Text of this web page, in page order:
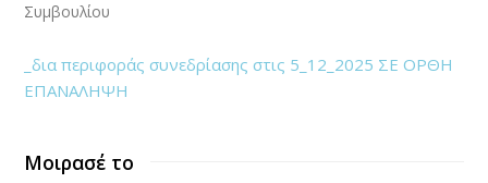
Συμβουλίου
_δια περιφοράς συνεδρίασης στις 5_12_2025 ΣΕ ΟΡΘΗ
ΕΠΑΝΑΛΗΨΗ
Μοιρασέ το